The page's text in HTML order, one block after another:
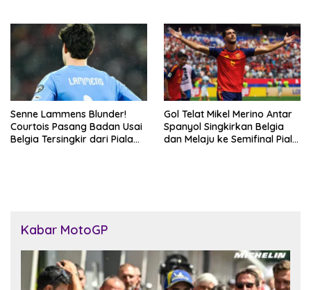
Senne Lammens Blunder!
Courtois Pasang Badan Usai
Belgia Tersingkir dari Piala
Gol Telat Mikel Merino Antar
Spanyol Singkirkan Belgia
dan Melaju ke Semifinal Piala
Kabar MotoGP